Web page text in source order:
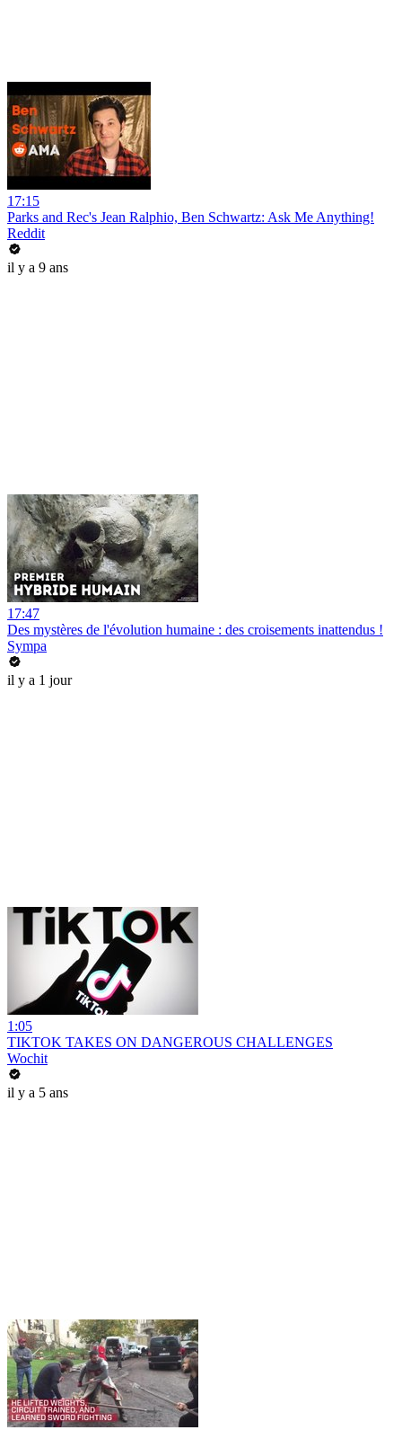
17:15
Parks and Rec's Jean Ralphio, Ben Schwartz: Ask Me Anything!
Reddit
il y a 9 ans
17:47
Des mystères de l'évolution humaine : des croisements inattendus !
Sympa
il y a 1 jour
1:05
TIKTOK TAKES ON DANGEROUS CHALLENGES
Wochit
il y a 5 ans